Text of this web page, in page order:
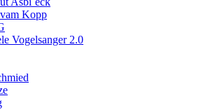
Kopp
Vogelsanger 2.0